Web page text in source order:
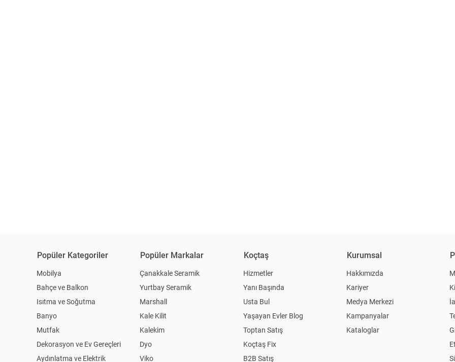
Popüler Kategoriler
Mobilya
Bahçe ve Balkon
Isıtma ve Soğutma
Banyo
Mutfak
Dekorasyon ve Ev Gereçleri
Aydınlatma ve Elektrik
Popüler Markalar
Çanakkale Seramik
Yurtbay Seramik
Marshall
Kale Kilit
Kalekim
Dyo
Viko
Koçtaş
Hizmetler
Yanı Başında
Usta Bul
Yaşayan Evler Blog
Toptan Satış
Koçtaş Fix
B2B Satış
Kurumsal
Hakkımızda
Kariyer
Medya Merkezi
Kampanyalar
Kataloglar